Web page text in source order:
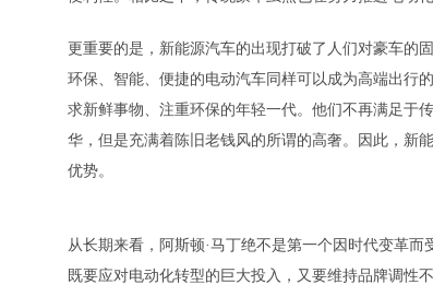
更重要的是，新能源汽车的出现打破了人们对豪车的
环保、智能、便捷的电动汽车同样可以成为高端出行
求新鲜事物、注重环保的年轻一代。他们不再满足于
华，但是充满着陈旧老钱风的所谓的高奢。因此，新
优势。
从长期来看，阿斯顿·马丁绝不是第一个因时代变革
既要应对电动化转型的巨大投入，又要维持品牌调性